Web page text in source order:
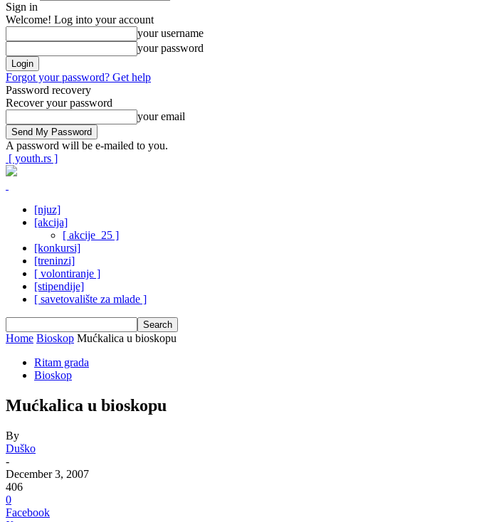
Sign in
Welcome! Log into your account
your username
your password
Forgot your password? Get help
Password recovery
Recover your password
your email
A password will be e-mailed to you.
[ youth.rs ]
[njuz]
[akcija]
[ akcije_25 ]
[konkursi]
[treninzi]
[ volontiranje ]
[stipendije]
[ savetovalište za mlade ]
Home Bioskop Mućkalica u bioskopu
Ritam grada
Bioskop
Mućkalica u bioskopu
By
Duško
-
December 3, 2007
406
0
Facebook